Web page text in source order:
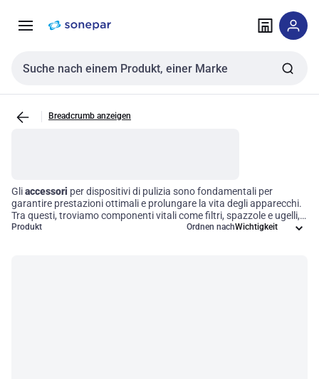
NavigationInhalt
Sucheingabe
Breadcrumb anzeigen
Gliaccessori per dispositivi di pulizia sono fondamentali per
garantire prestazioni ottimali e prolungare la vita degli apparecchi.
Tra questi, troviamo componenti vitali come filtri, spazzole e ugelli,
progettati per migliorare l'efficienza operativa e garantire risultati
Produkt Ordnen nach